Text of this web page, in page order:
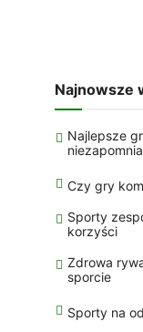
Najnowsze
Najlepsze
Czy gry
Sporty
korzyści
Zdrowa
sporcie
Sporty na